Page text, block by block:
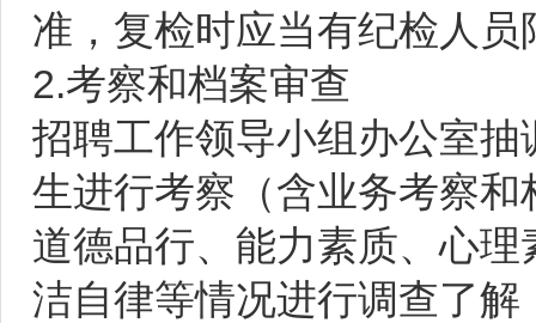
准，复检时应当有纪检人
2.考察和档案审查
招聘工作领导小组办公室
生进行考察（含业务考察
道德品行、能力素质、心
洁自律等情况进行调查了